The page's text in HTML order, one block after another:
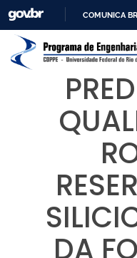
COMUNICA BR
DA